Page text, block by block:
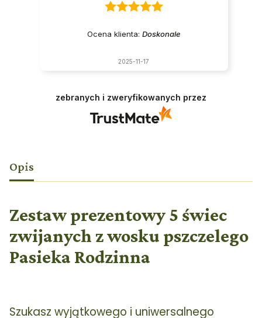
Ocena klienta: Doskonale
2025-11-17
zebranych i zweryfikowanych przez
Opis
Zestaw prezentowy 5 świec
zwijanych z wosku pszczelego
Pasieka Rodzinna
Szukasz wyjątkowego i uniwersalnego